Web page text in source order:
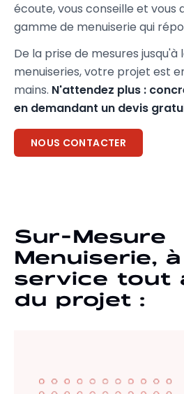
écoute, vous conseille et vous
gamme de menuiserie qui
De la prise de mesures jusqu'à
menuiseries, votre projet est
mains. N'attendez plus :
en demandant un devis
NOUS CONTACTER
Sur-Mesure
Menuiserie,
service tout
du projet :